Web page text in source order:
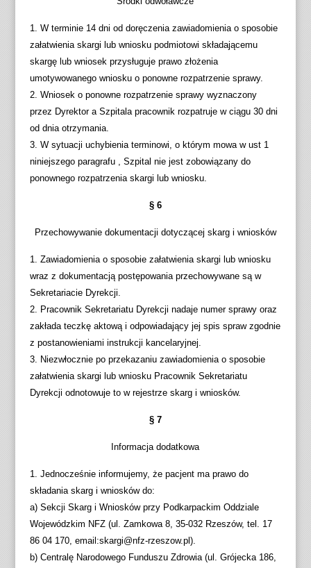
1. W terminie 14 dni od doręczenia zawiadomienia o sposobie
załatwienia skargi lub wniosku podmiotowi składającemu
skargę lub wniosek przysługuje prawo złożenia
umotywowanego wniosku o ponowne rozpatrzenie sprawy.
2. Wniosek o ponowne rozpatrzenie sprawy wyznaczony
przez Dyrektor a Szpitala pracownik rozpatruje w ciągu 30 dni
od dnia otrzymania.
3. W sytuacji uchybienia terminowi, o którym mowa w ust 1
niniejszego paragrafu , Szpital nie jest zobowiązany do
ponownego rozpatrzenia skargi lub wniosku.
§ 6
Przechowywanie dokumentacji dotyczącej skarg i wniosków
1. Zawiadomienia o sposobie załatwienia skargi lub wniosku
wraz z dokumentacją postępowania przechowywane są w
Sekretariacie Dyrekcji.
2. Pracownik Sekretariatu Dyrekcji nadaje numer sprawy oraz
zakłada teczkę aktową i odpowiadający jej spis spraw zgodnie
z postanowieniami instrukcji kancelaryjnej.
3. Niezwłocznie po przekazaniu zawiadomienia o sposobie
załatwienia skargi lub wniosku Pracownik Sekretariatu
Dyrekcji odnotowuje to w rejestrze skarg i wniosków.
§ 7
Informacja dodatkowa
1. Jednocześnie informujemy, że pacjent ma prawo do
składania skarg i wniosków do:
a) Sekcji Skarg i Wniosków przy Podkarpackim Oddziale
Wojewódzkim NFZ (ul. Zamkowa 8, 35-032 Rzeszów, tel. 17
86 04 170, email:skargi@nfz-rzeszow.pl).
b) Centralę Narodowego Funduszu Zdrowia (ul. Grójecka 186,